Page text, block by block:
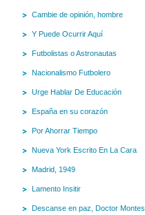
Cambie de opinión, hombre
Y Puede Ocurrir Aquí
Futbolistas o Astronautas
Nacionalismo Futbolero
Urge Hablar De Educación
España en su corazón
Por Ahorrar Tiempo
Nueva York Escrito En La Cara
Madrid, 1949
Lamento Insitir
Descanse en paz, Doctor Montes